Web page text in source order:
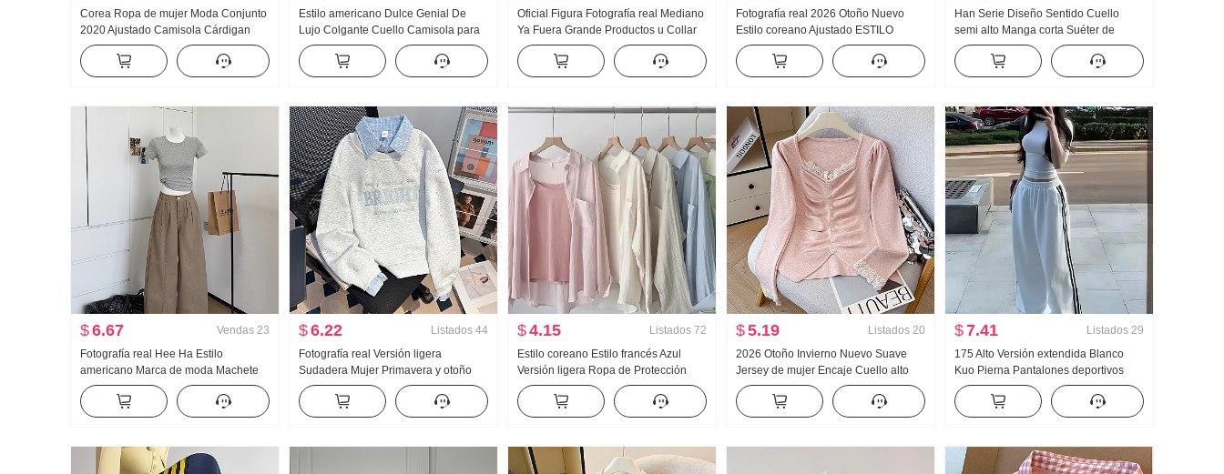
Corea Ropa de mujer Moda Conjunto
2020 Ajustado Camisola Cárdigan
Conjunto de dos piezas Camiseta Top
Mujer
Estilo americano Dulce Genial De
Lujo Colgante Cuello Camisola para
mujer Verano Para uso exterior
Interior Partido Camiseta Interior
Chica atrevida tejido de punto Top sin
Oficial Figura Fotografía real Mediano
Ya Fuera Grande Productos u Collar
Hueso de buey Hebilla En forma de I
Chaleco Tirantes Kuo Pierna
Arrastrando Deporte Pantalones
Fotografía real 2026 Otoño Nuevo
Estilo coreano Ajustado ESTILO
OCCIDENTAL Diseño Sentido Nicho
Rayas Entallado Manga Larga
Camisa para mujer
Han Serie Diseño Sentido Cuello
semi alto Manga corta Suéter de
punto Mujer Otoño 2024 Nuevo Color
sólido Versátil Ajustado Adelgazante
Top
$6.67 Vendas 23
Fotografía real Hee Ha Estilo
americano Marca de moda Machete
Vaqueros Holgado Kuo Pierna Casual
Pantalones
$6.22 Listados 44
Fotografía real Versión ligera
Sudadera Mujer Primavera y otoño
Nuevo Han Serie Dos piezas falsas
Holgado Espina Bordado Rayas
Cuello polo Top
$4.15 Listados 72
Estilo coreano Estilo francés Azul
Versión ligera Ropa de Protección
Solar Manga Larga Camisa Mujer
Ropa de verano Holgado Casual
HOLGAZÁN Manga Larga Sencillo
$5.19 Listados 20
2026 Otoño Invierno Nuevo Suave
Jersey de mujer Encaje Cuello alto
Acolchado Suéter de punto Mujer
Diseño Sentido Encaje Manga Larga
Top
$7.41 Listados 29
175 Alto Versión extendida Blanco
Kuo Pierna Pantalones deportivos
Mujer Primavera y otoño Nuevo
Versátil Rayas Casual Arrastrando
Pantalones